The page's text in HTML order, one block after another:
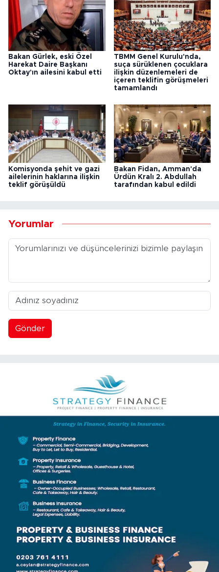
Bakan Gürlek, eski Özel
Harekat Daire Başkanı
Oktay'ın ailesini kabul etti
TBMM Genel Kurulu'nda,
suça sürüklenen çocuklara
ilişkin düzenlemeleri de
içeren teklifin görüşmeleri
tamamlandı
Komisyonda şehit ve gazi
ailelerinin haklarına ilişkin
teklif görüşüldü
Bakan Fidan, Amman'da
Ürdün Kralı 2. Abdullah
tarafından kabul edildi
Yorumlar
Gönder